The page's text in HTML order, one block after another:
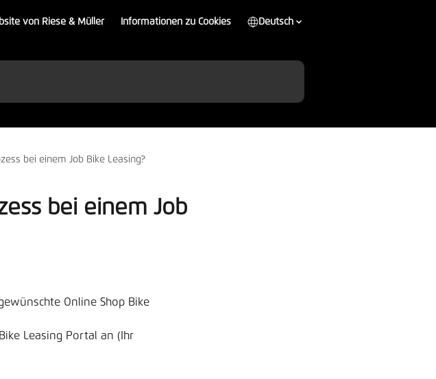
von Riese & Müller Informationen zu Cookies Deutsch
bei einem Job Bike Leasing?
bei einem Job
Online Shop Bike
Leasing Portal an (Ihr